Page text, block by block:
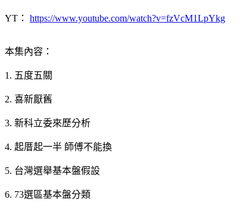
YT： https://www.youtube.com/watch?v=fzVcM1LpYkg
本集內容：
1. 五度五關
2. 喜新厭舊
3. 新科立委來歷分析
4. 起厝起一半 師傅不能換
5. 台灣選舉基本盤假設
6. 73選區基本盤分類